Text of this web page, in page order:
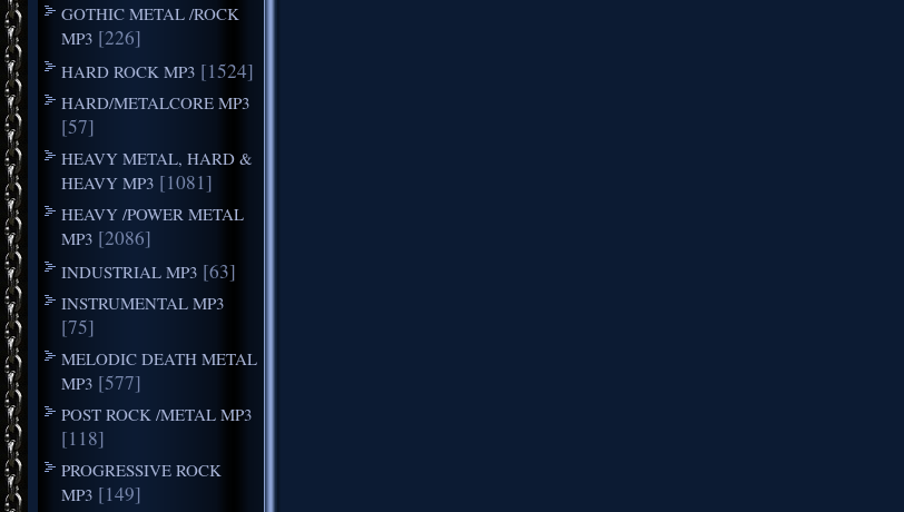
GOTHIC METAL /ROCK
MP3 [226]
HARD ROCK MP3 [1524]
HARD/METALCORE MP3
[57]
HEAVY METAL, HARD &
HEAVY MP3 [1081]
HEAVY /POWER METAL
MP3 [2086]
INDUSTRIAL MP3 [63]
INSTRUMENTAL MP3
[75]
MELODIC DEATH METAL
MP3 [577]
POST ROCK /METAL MP3
[118]
PROGRESSIVE ROCK
MP3 [149]